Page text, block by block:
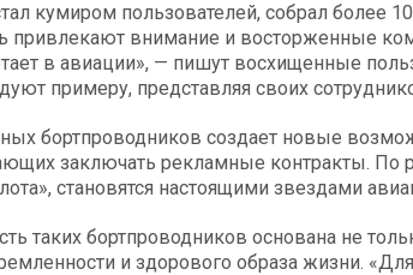
кумиром пользователей, собрал более
привлекают внимание и восторженные
в авиации», — пишут восхищенные
примеру, представляя своих
бортпроводников создает новые
заключать рекламные контракты. По
становятся настоящими звездами
таких бортпроводников основана не
и здорового образа жизни.